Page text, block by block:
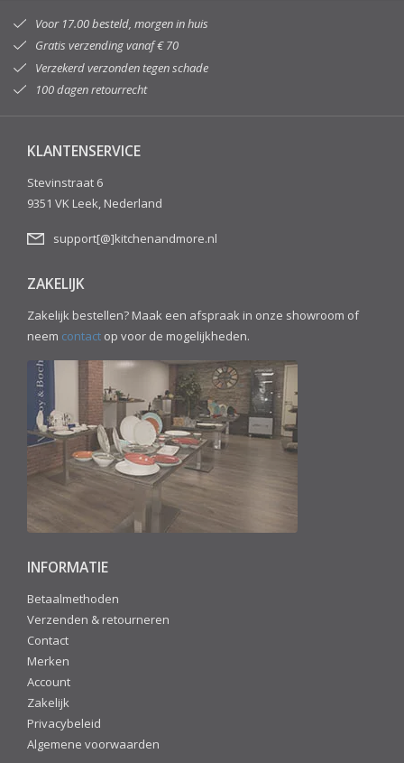
Voor 17.00 besteld, morgen in huis
Gratis verzending vanaf € 70
Verzekerd verzonden tegen schade
100 dagen retourrecht
KLANTENSERVICE
Stevinstraat 6
9351 VK Leek, Nederland
support[@]kitchenandmore.nl
ZAKELIJK
Zakelijk bestellen? Maak een afspraak in onze showroom of
neem contact op voor de mogelijkheden.
INFORMATIE
Betaalmethoden
Verzenden & retourneren
Contact
Merken
Account
Zakelijk
Privacybeleid
Algemene voorwaarden